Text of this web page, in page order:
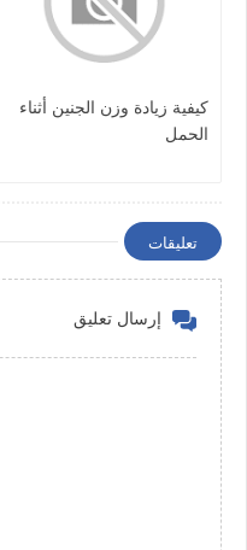
كيفية زيادة وزن الجنين أثناء
الحمل
تعليقات
إرسال تعليق